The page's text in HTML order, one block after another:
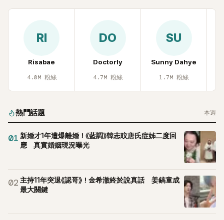
RI
Risabae
4.0M 粉絲
DO
Doctorly
4.7M 粉絲
SU
Sunny Dahye
1.7M 粉絲
熱門話題 本週
01 新婚才1年遭爆離婚！《藍調》韓志旼唐氏症姊二度回
應 真實婚姻現況曝光
02 主持11年突退《認哥》！金希澈終於說真話 姜鎬童成
最大關鍵